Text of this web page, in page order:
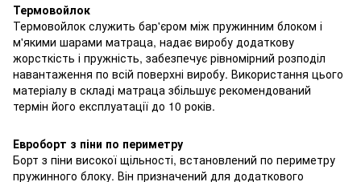
Термовойлок
Термовойлок служить бар'єром між пружинним блоком і
м'якими шарами матраца, надає виробу додаткову
жорсткість і пружність, забезпечує рівномірний розподіл
навантаження по всій поверхні виробу. Використання цього
матеріалу в складі матраца збільшує рекомендований
термін його експлуатації до 10 років.
Евроборт з піни по периметру
Борт з піни високої щільності, встановлений по периметру
пружинного блоку. Він призначений для додаткового